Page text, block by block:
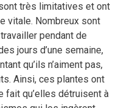
très limitatives et ont
vitale. Nombreux sont
pendant de
jours d’une semaine,
qu’ils n’aiment pas,
Ainsi, ces plantes ont
fait qu’elles détruisent à